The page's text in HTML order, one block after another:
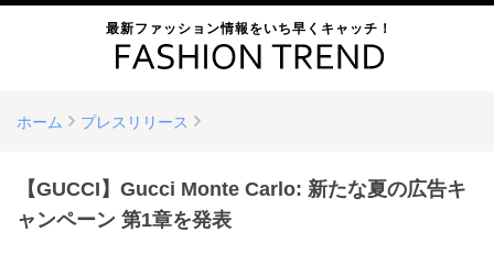
最新ファッション情報をいち早くキャッチ！
ホーム プレスリリース
【GUCCI】Gucci Monte Carlo: 新たな夏の広告キ
ャンペーン 第1章を発表